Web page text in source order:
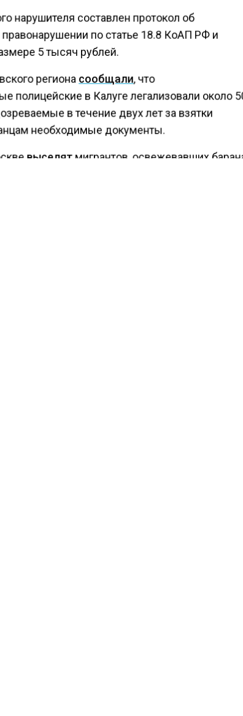
нарушителя составлен протокол об
по статье 18.8 КоАП РФ и
5 тысяч рублей.
региона сообщали, что
полицейские в Калуге легализовали около
в течение двух лет за взятки
необходимые документы.
выселятмигрантов, освежевавших